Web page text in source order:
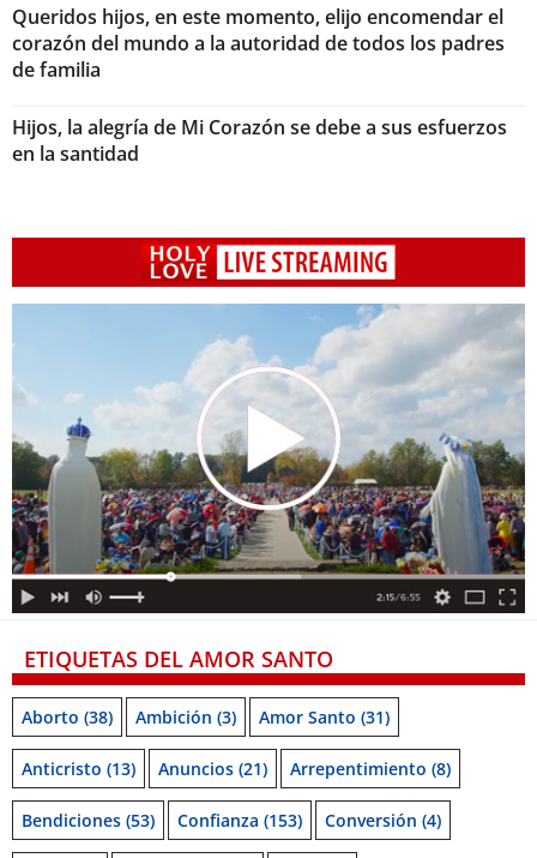
Queridos hijos, en este momento, elijo encomendar el
corazón del mundo a la autoridad de todos los padres
de familia
Hijos, la alegría de Mi Corazón se debe a sus esfuerzos
en la santidad
ETIQUETAS DEL AMOR SANTO
Aborto (38) Ambición (3) Amor Santo (31)
Anticristo (13) Anuncios (21) Arrepentimiento (8)
Bendiciones (53) Confianza (153) Conversión (4)